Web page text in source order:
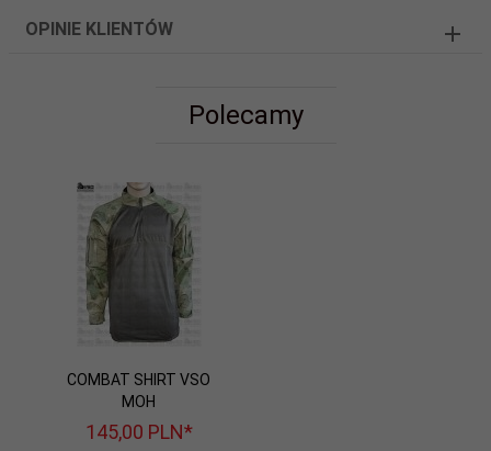
OPINIE KLIENTÓW
Polecamy
COMBAT SHIRT VSO
MOH
145,00 PLN*